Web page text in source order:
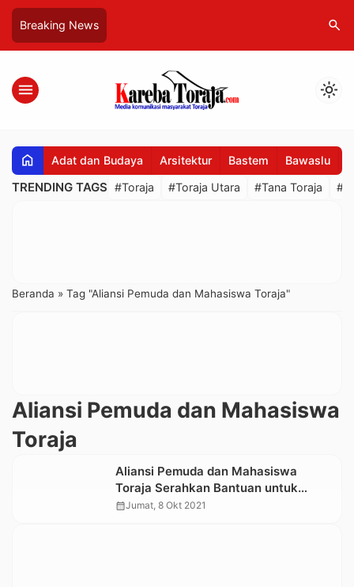
Breaking News search
menu light_mode
home Adat dan Budaya Arsitektur Bastem Bawaslu
TRENDING TAGS #Toraja #Toraja Utara #Tana Toraja
Beranda » Tag "Aliansi Pemuda dan Mahasiswa Toraja"
Aliansi Pemuda dan Mahasiswa
Toraja
Aliansi Pemuda dan Mahasiswa
Toraja Serahkan Bantuan untuk
Korban Bencana Alam di Walmas,
calendar_monthJumat, 8 Okt 2021